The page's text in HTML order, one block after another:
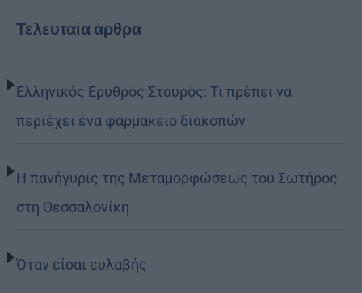
Τελευταία άρθρα
Ελληνικός Ερυθρός Σταυρός: Τι πρέπει να
περιέχει ένα φαρμακείο διακοπών
Η πανήγυρις της Μεταμορφώσεως του Σωτήρος
στη Θεσσαλονίκη
Όταν είσαι ευλαβής